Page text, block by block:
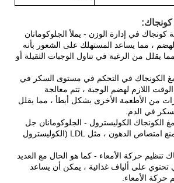
كونجاك في إدارة الوزن - يملأ الجلوكومانان
، مما يساعد المستهلك على الشعور بأنه
يقلل من الرغبة في تناول الوجبات الثقيلة أو
الكونجاك في التحكم في مستوى السكر في
اللازم لهضم الوجبة ، تتم معالجة
من الأطعمة الأخرى بشكل أبطأ ، مما يقلل
في الدم.
الكوليسترول - الجلوكومانان جل
في الجهاز الهضمي ويمنع امتصاص الدهون ، مثل LDL (الكوليسترول
تنظيم حركة الأمعاء - كما هو الحال مع العديد
تحتوي على ألياف غذائية ، يمكن أن يساعد
حركة الأمعاء.